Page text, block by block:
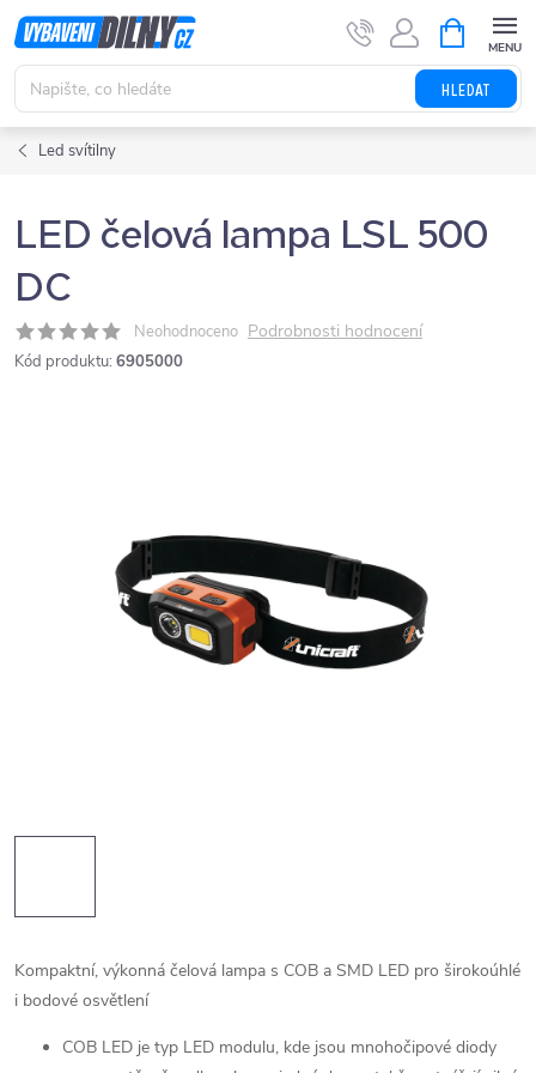
Přejít
na
obsah
HLEDAT
NÁKUPNÍ
KOŠÍK
Led svítilny
LED čelová lampa LSL 500
DC
Neohodnoceno Podrobnosti hodnocení
Kód produktu: 6905000
Kompaktní, výkonná čelová lampa s COB a SMD LED pro širokoúhlé
i bodové osvětlení
COB LED je typ LED modulu, kde jsou mnohočipové diody